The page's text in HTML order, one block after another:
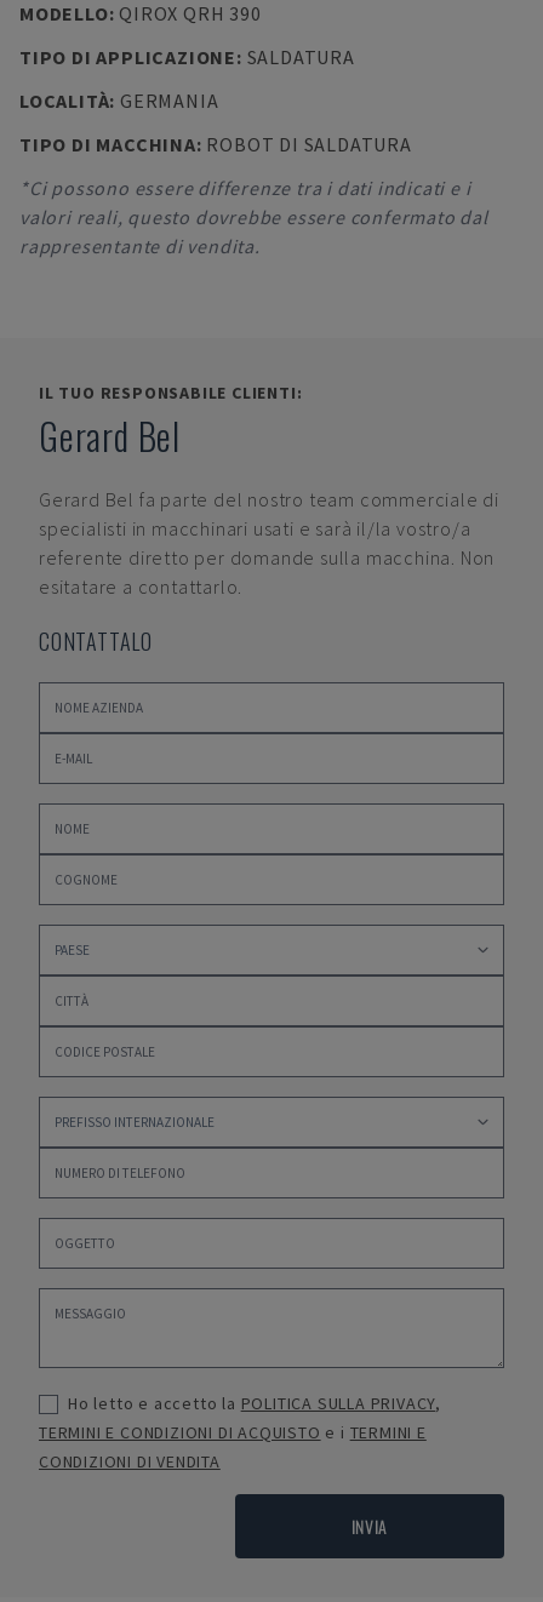
MODELLO: QIROX QRH 390
TIPO DI APPLICAZIONE: SALDATURA
LOCALITÀ: GERMANIA
TIPO DI MACCHINA: ROBOT DI SALDATURA
*Ci possono essere differenze tra i dati indicati e i
valori reali, questo dovrebbe essere confermato dal
rappresentante di vendita.
IL TUO RESPONSABILE CLIENTI:
Gerard Bel
Gerard Bel fa parte del nostro team commerciale di
specialisti in macchinari usati e sarà il/la vostro/a
referente diretto per domande sulla macchina. Non
esitatare a contattarlo.
CONTATTALO
Ho letto e accetto la POLITICA SULLA PRIVACY,
TERMINI E CONDIZIONI DI ACQUISTO e i TERMINI E
CONDIZIONI DI VENDITA
INVIA